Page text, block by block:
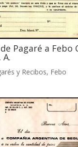
Pagaré a Febo
A.
y Recibos, Febo